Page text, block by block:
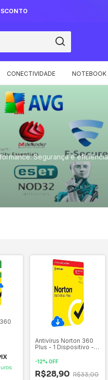
CONECTIVIDADE NOTEBOOK
Segurança e eficiência
Antivírus Norton 360
Plus - 1 Dispositivo -
21405568
-12% OFF
R$28,90 R$33,00